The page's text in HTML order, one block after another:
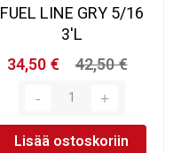
FUEL LINE GRY 5/16
3'L
34,50 €
42,50 €
Lisää ostoskoriin